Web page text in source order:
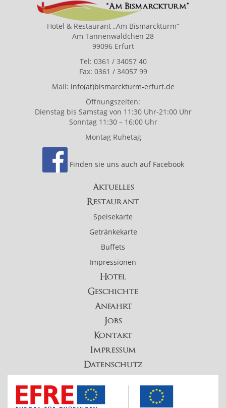
Hotel & Restaurant „Am Bismarckturm“
Am Tannenwäldchen 28
99096 Erfurt
Tel: 0361 / 34057 40
Fax: 0361 / 34057 99
Mail: info(at)bismarckturm-erfurt.de
Öffnungszeiten:
Dienstag bis Samstag von 11:30 Uhr-21:00 Uhr
Sonntag 11:30 – 16:00 Uhr
Montag Ruhetag
Finden sie uns auch auf Facebook
Aktuelles
Restaurant
Speisekarte
Getränkekarte
Buffets
Impressionen
Hotel
Geschichte
Anfahrt
Jobs
Kontakt
Impressum
Datenschutz